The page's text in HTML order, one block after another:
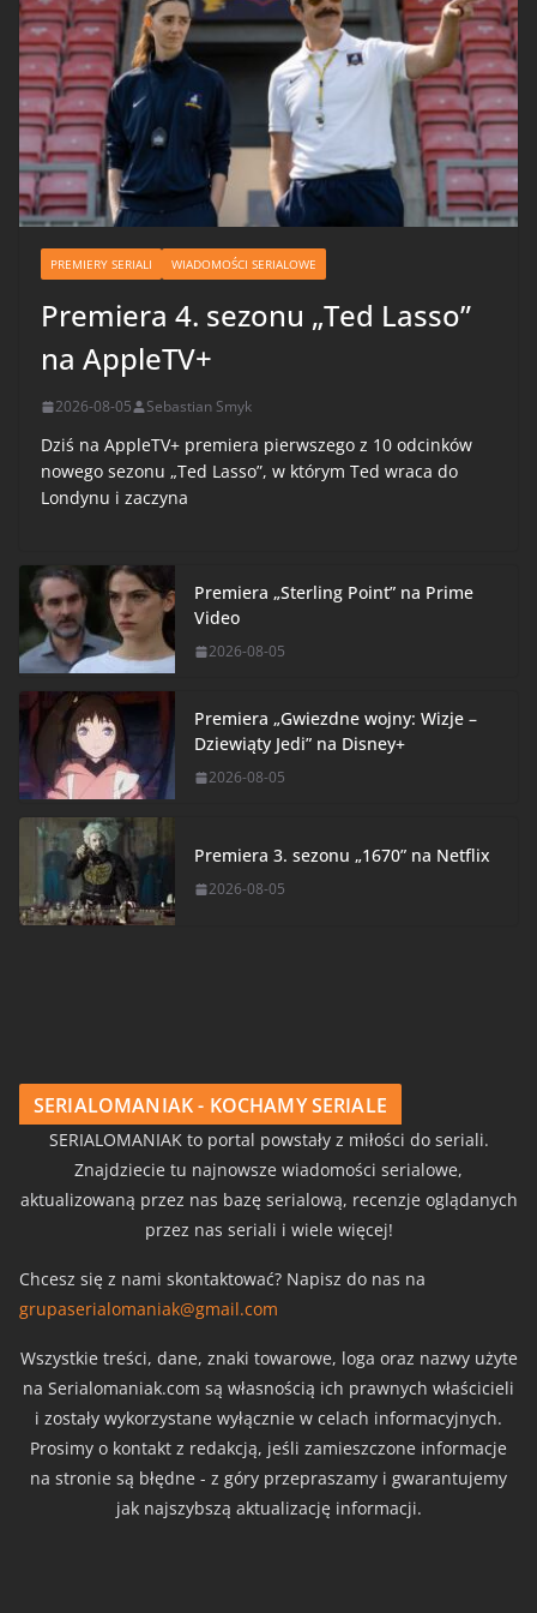
PREMIERY SERIALI WIADOMOŚCI SERIALOWE
Premiera 4. sezonu „Ted Lasso”
na AppleTV+
2026-08-05 Sebastian Smyk
Dziś na AppleTV+ premiera pierwszego z 10 odcinków
nowego sezonu „Ted Lasso”, w którym Ted wraca do
Londynu i zaczyna
Premiera „Sterling Point” na Prime
Video
2026-08-05
Premiera „Gwiezdne wojny: Wizje –
Dziewiąty Jedi” na Disney+
2026-08-05
Premiera 3. sezonu „1670” na Netflix
2026-08-05
SERIALOMANIAK - KOCHAMY SERIALE
SERIALOMANIAK to portal powstały z miłości do seriali.
Znajdziecie tu najnowsze wiadomości serialowe,
aktualizowaną przez nas bazę serialową, recenzje oglądanych
przez nas seriali i wiele więcej!
Chcesz się z nami skontaktować? Napisz do nas na
grupaserialomaniak@gmail.com
Wszystkie treści, dane, znaki towarowe, loga oraz nazwy użyte
na Serialomaniak.com są własnością ich prawnych właścicieli
i zostały wykorzystane wyłącznie w celach informacyjnych.
Prosimy o kontakt z redakcją, jeśli zamieszczone informacje
na stronie są błędne - z góry przepraszamy i gwarantujemy
jak najszybszą aktualizację informacji.